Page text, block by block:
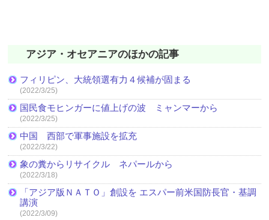
アジア・オセアニアのほかの記事
フィリピン、大統領選有力４候補が固まる
(2022/3/25)
国民食モヒンガーに値上げの波 ミャンマーから
(2022/3/25)
中国 西部で軍事施設を拡充
(2022/3/22)
象の糞からリサイクル ネパールから
(2022/3/18)
「アジア版ＮＡＴＯ」創設を エスパー前米国防長官・基調
講演
(2022/3/09)